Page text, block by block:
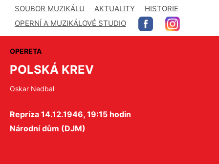
SOUBOR MUZIKÁLU
AKTUALITY
HISTORIE
OPERNÍ A MUZIKÁLOVÉ STUDIO
OPERETA
POLSKÁ KREV
Oskar Nedbal
Repríza 14.12.1946, 19:15 hodin
Národní dům (DJM)